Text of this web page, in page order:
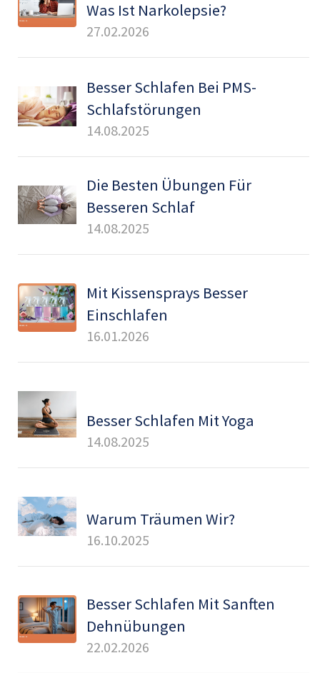
Was Ist Narkolepsie?
27.02.2026
Besser Schlafen Bei PMS-
Schlafstörungen
14.08.2025
Die Besten Übungen Für
Besseren Schlaf
14.08.2025
Mit Kissensprays Besser
Einschlafen
16.01.2026
Besser Schlafen Mit Yoga
14.08.2025
Warum Träumen Wir?
16.10.2025
Besser Schlafen Mit Sanften
Dehnübungen
22.02.2026